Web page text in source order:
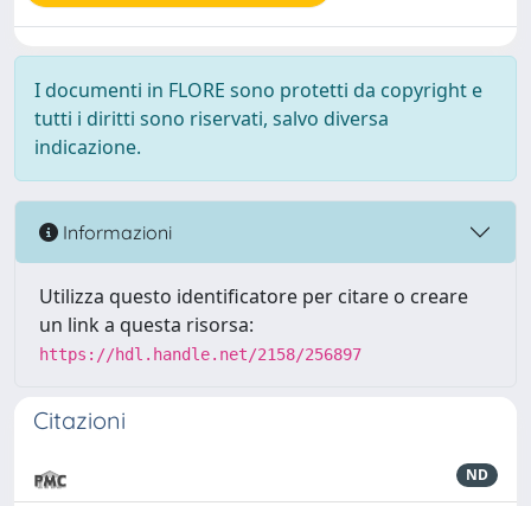
I documenti in FLORE sono protetti da copyright e
tutti i diritti sono riservati, salvo diversa
indicazione.
Informazioni
Utilizza questo identificatore per citare o creare
un link a questa risorsa:
https://hdl.handle.net/2158/256897
Citazioni
ND